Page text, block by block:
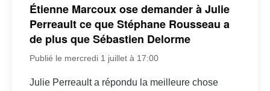
Étienne Marcoux ose demander à Julie
Perreault ce que Stéphane Rousseau a
de plus que Sébastien Delorme
Publié le mercredi 1 juillet à 17:00
Julie Perreault a répondu la meilleure chose